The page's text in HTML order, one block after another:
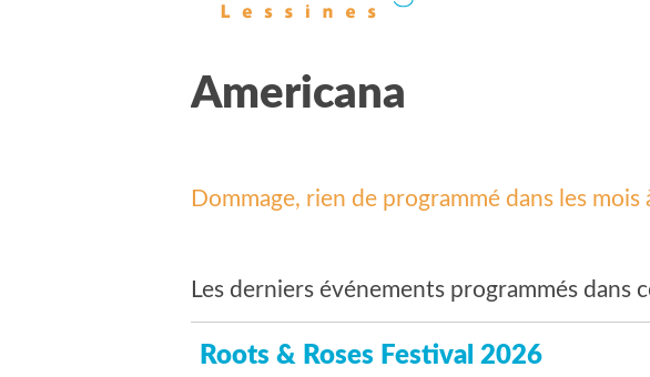
Americana
Dommage, rien de programmé dans les mois
Les derniers événements programmés dans
Roots & Roses Festival 2026